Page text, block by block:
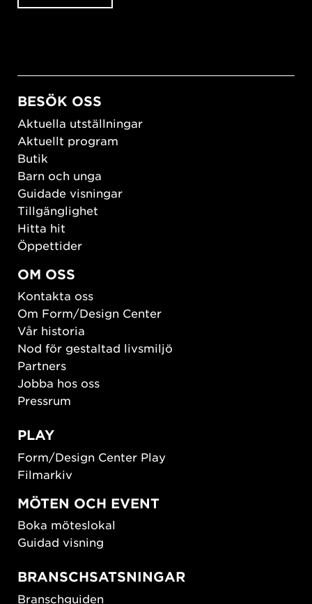
BESÖK OSS
Aktuella utställningar
Aktuellt program
Butik
Barn och unga
Guidade visningar
Tillgänglighet
Hitta hit
Öppettider
OM OSS
Kontakta oss
Om Form/Design Center
Vår historia
Nod för gestaltad livsmiljö
Partners
Jobba hos oss
Pressrum
PLAY
Form/Design Center Play
Filmarkiv
MÖTEN OCH EVENT
Boka möteslokal
Guidad visning
BRANSCHSATSNINGAR
Branschguiden